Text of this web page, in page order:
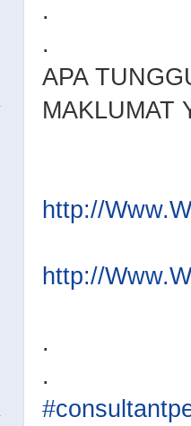
.
.
APA
MAKLUMAT
http://
http://
.
.